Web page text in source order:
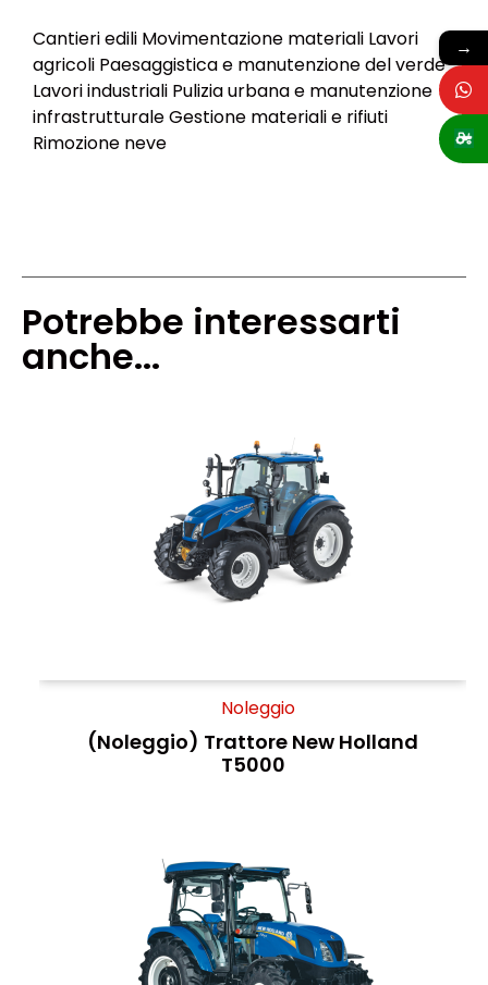
Cantieri edili Movimentazione materiali Lavori
agricoli Paesaggistica e manutenzione del verde
Lavori industriali Pulizia urbana e manutenzione
infrastrutturale Gestione materiali e rifiuti
Rimozione neve
Potrebbe interessarti
anche...
Noleggio
(Noleggio) Trattore New Holland
T5000
→